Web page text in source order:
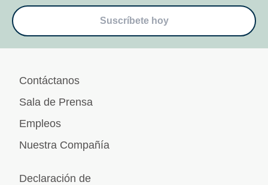
Suscríbete hoy
Contáctanos
Sala de Prensa
Empleos
Nuestra Compañía
Declaración de